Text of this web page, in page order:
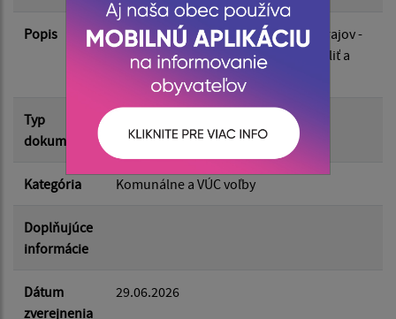
Filtrovať Reset
Popis
Voľby do orgánov samosprávnych krajov -
Informácia o podmienkach práva voliť a
práva byť volený
Typ
dokumentu
Kategória Komunálne a VÚC voľby
Doplňujúce
informácie
Dátum
zverejnenia
29.06.2026